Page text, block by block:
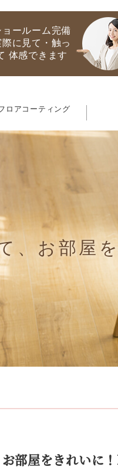
ョールーム完備
際に見て・触っ
体感できます
ロアコーティング
、お部屋
部屋をきれいに